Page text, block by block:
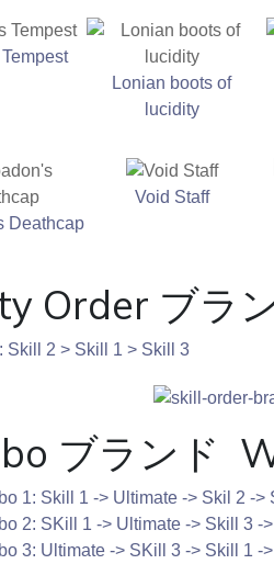
Tempest
Lonian boots of
lucidity
Deathcap
Void Staff
Order ブラ
Skill 2 > Skill 1 > Skill 3
ブランド
1: Skill 1 -> Ultimate -> Skil 2 ->
2: SKill 1 -> Ultimate -> Skill 3 -
3: Ultimate -> SKill 3 -> Skill 1 -